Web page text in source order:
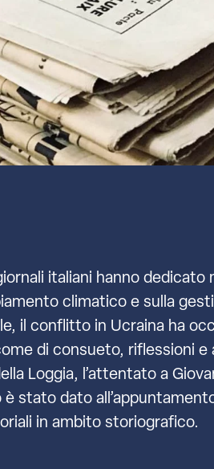
italiani hanno dedicato
climatico e sulla
il conflitto in Ucraina ha
di consueto, riflessioni
Loggia, l’attentato a
stato dato
in ambito storiografico.